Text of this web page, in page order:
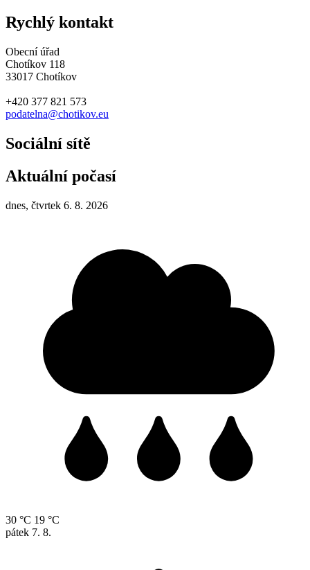
Rychlý kontakt
Obecní úřad
Chotíkov 118
33017 Chotíkov
+420 377 821 573
podatelna@chotikov.eu
Sociální sítě
Aktuální počasí
dnes, čtvrtek 6. 8. 2026
30 °C 19 °C
pátek 7. 8.